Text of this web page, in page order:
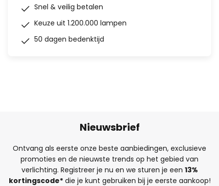
Snel & veilig betalen
Keuze uit 1.200.000 lampen
50 dagen bedenktijd
Nieuwsbrief
Ontvang als eerste onze beste aanbiedingen, exclusieve
promoties en de nieuwste trends op het gebied van
verlichting. Registreer je nu en we sturen je een 13%
kortingscode*die je kunt gebruiken bij je eerste aankoop!